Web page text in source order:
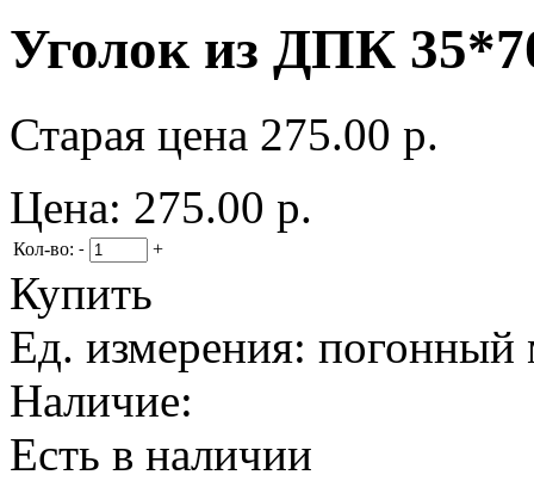
Уголок из ДПК
Старая цена 275.00 р.
Цена: 275.00 р.
Кол-во: - +
Купить
Ед. измерения: погонный
Наличие:
Есть в наличии